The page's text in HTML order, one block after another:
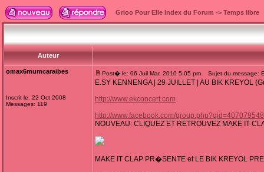
Grioo Pour Elle Index du Forum -> Temps libre
Auteur
omax6mumcaraibes
Inscrit le: 22 Oct 2008
Messages: 119
Post� le: 06 Juil Mar, 2010 5:05 pm Sujet du message:
E.SY KENNENGA | 29 JUILLET | AU BIK KREYOL
http://www.ekconcert.com
http://www.facebook.com/
NOUVEAU: CLIQUEZ ET RETROUVEZ MAKE IT
MAKE IT CLAP PR�SENTE et LE BIK KREYOL